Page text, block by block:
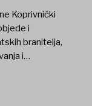
Koprivnički
i
branitelja,
i…